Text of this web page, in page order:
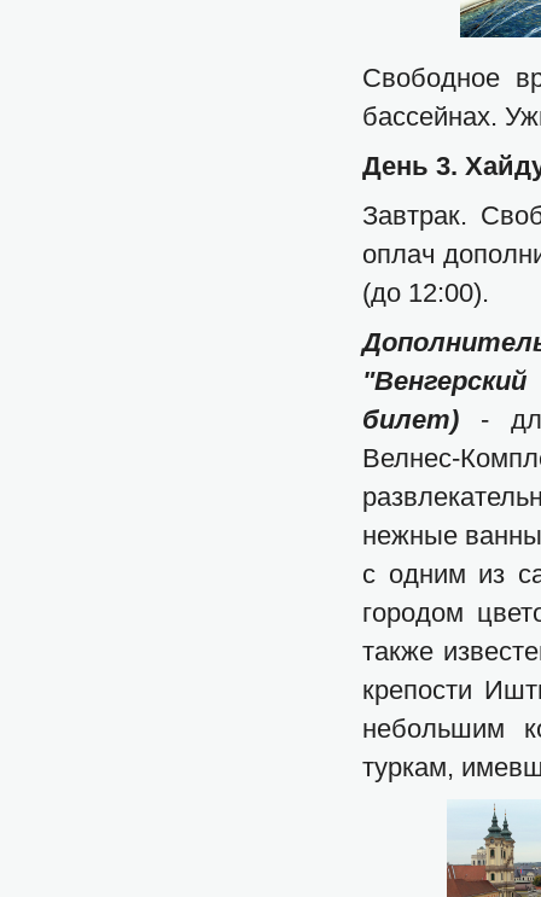
Свободное
бассейнах.
День 3.
Завтрак.
оплач
(до 12:00).
билет) -
Велнес-
нежные
с одним из
городом
также
крепости
небольшим
туркам,